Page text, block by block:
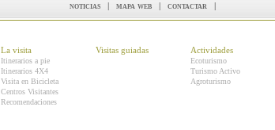
noticias | mapa web | contactar |
La visita
Itinerarios a pie
Itinerarios 4X4
Visita en Bicicleta
Centros Visitantes
Recomendaciones
Visitas guiadas Actividades
Ecoturismo
Turismo Activo
Agroturismo